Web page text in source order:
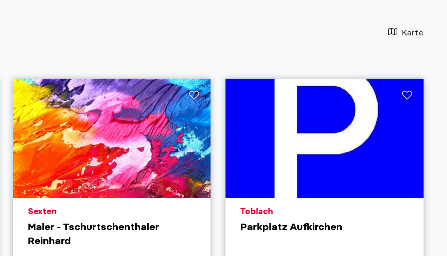
Karte
aria.poi_location_prefix
Sexten
Maler - Tschurtschenthaler
Reinhard
aria.poi_location_prefix
Toblach
Parkplatz Aufkirchen